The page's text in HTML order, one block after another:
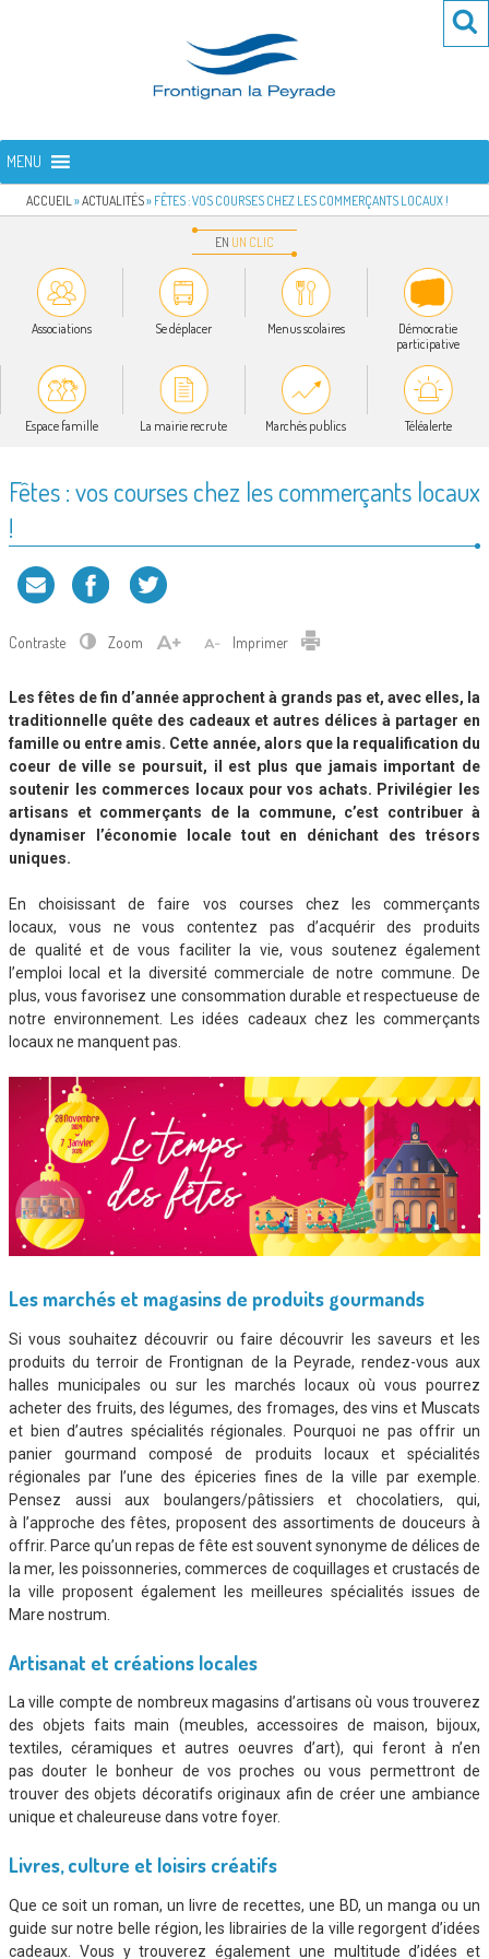
FRONTIGNAN LA PEYRADE
MENU
ACCUEIL »ACTUALITÉS» FÊTES : VOS COURSES CHEZ LES COMMERÇANTS LOCAUX !
EN UN CLIC
Associations Se déplacer Menus scolaires
Démocratie
participative
Espace famille La mairie recrute Marchés publics Téléalerte
Fêtes : vos courses chez les commerçants locaux
!
Contraste Zoom Imprimer
Les fêtes de fin d’année approchent à grands pas et, avec elles, la
traditionnelle quête des cadeaux et autres délices à partager en
famille ou entre amis. Cette année, alors que la requalification du
coeur de ville se poursuit, il est plus que jamais important de
soutenir les commerces locaux pour vos achats. Privilégier les
artisans et commerçants de la commune, c’est contribuer à
dynamiser l’économie locale tout en dénichant des trésors
uniques.
En choisissant de faire vos courses chez les commerçants
locaux, vous ne vous contentez pas d’acquérir des produits
de qualité et de vous faciliter la vie, vous soutenez également
l’emploi local et la diversité commerciale de notre commune. De
plus, vous favorisez une consommation durable et respectueuse de
notre environnement. Les idées cadeaux chez les commerçants
locaux ne manquent pas.
Les marchés et magasins de produits gourmands
Si vous souhaitez découvrir ou faire découvrir les saveurs et les
produits du terroir de Frontignan de la Peyrade, rendez-vous aux
halles municipales ou sur les marchés locaux où vous pourrez
acheter des fruits, des légumes, des fromages, des vins et Muscats
et bien d’autres spécialités régionales. Pourquoi ne pas offrir un
panier gourmand composé de produits locaux et spécialités
régionales par l’une des épiceries fines de la ville par exemple.
Pensez aussi aux boulangers/pâtissiers et chocolatiers, qui,
à l’approche des fêtes, proposent des assortiments de douceurs à
offrir. Parce qu’un repas de fête est souvent synonyme de délices de
la mer, les poissonneries, commerces de coquillages et crustacés de
la ville proposent également les meilleures spécialités issues de
Mare nostrum.
Artisanat et créations locales
La ville compte de nombreux magasins d’artisans où vous trouverez
des objets faits main (meubles, accessoires de maison, bijoux,
textiles, céramiques et autres oeuvres d’art), qui feront à n’en
pas douter le bonheur de vos proches ou vous permettront de
trouver des objets décoratifs originaux afin de créer une ambiance
unique et chaleureuse dans votre foyer.
Livres, culture et loisirs créatifs
Que ce soit un roman, un livre de recettes, une BD, un manga ou un
guide sur notre belle région, les librairies de la ville regorgent d’idées
cadeaux. Vous y trouverez également une multitude d’idées et